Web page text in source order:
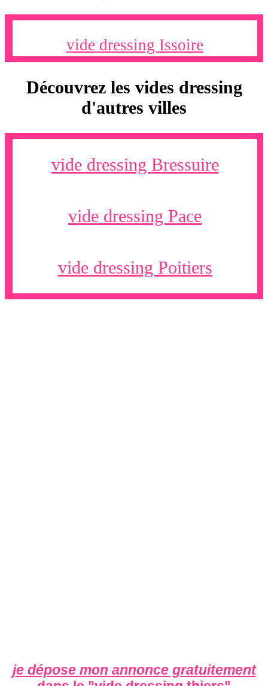
vide dressing Issoire
Découvrez les vides dressing
d'autres villes
vide dressing Bressuire
vide dressing Pace
vide dressing Poitiers
je dépose mon annonce gratuitement